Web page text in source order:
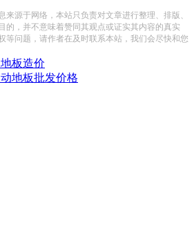
来源于网络，本站只负责对文章进行整理、排版、
的，并不意味着赞同其观点或证实其内容的真实
等问题，请作者在及时联系本站，我们会尽快和您
板造价
地板批发价格